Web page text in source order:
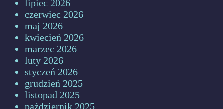
lipiec 2026
czerwiec 2026
maj 2026
kwiecień 2026
marzec 2026
luty 2026
styczeń 2026
grudzień 2025
listopad 2025
październik 2025